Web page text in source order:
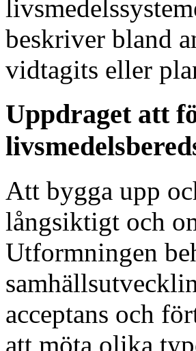
beskriver bland
vidtagits eller
Uppdraget att
Att bygga upp
långsiktigt och
Utformningen
acceptans och
att möta olika